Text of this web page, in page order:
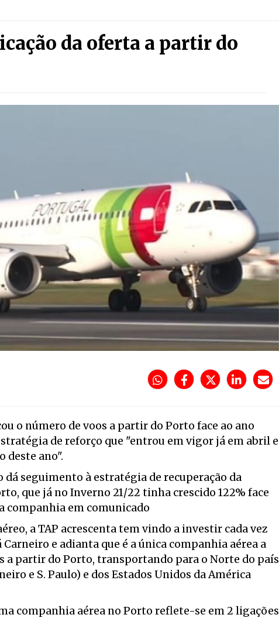
da oferta a partir do
o número de voos a partir do Porto face ao ano
de reforço que "entrou em vigor já em abril e
deste ano".
seguimento à estratégia de recuperação da
que já no Inverno 21/22 tinha crescido 122% face
companhia em comunicado
a TAP acrescenta tem vindo a investir cada vez
e adianta que é a única companhia aérea a
partir do Porto, transportando para o Norte do país
e S. Paulo) e dos Estados Unidos da América
companhia aérea no Porto reflete-se em 2 ligações